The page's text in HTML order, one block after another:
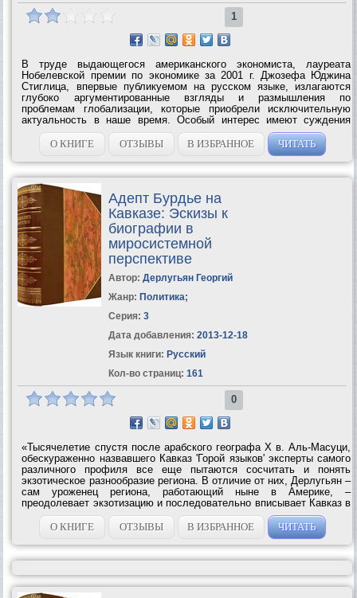
1
В труде выдающегося американского экономиста, лауреата
Нобелевской премии по экономике за 2001 г. Джозефа Юджина
Стиглица, впервые публикуемом на русском языке, излагаются
глубоко аргументированные взгляды и размышления по
проблемам глобализации, которые приобрели исключительную
актуальность в наше время. Особый интерес имеют суждения
автора по вопросам реформ в России. Написанная в научно-
публицистическом жанре книга может быть...
О КНИГЕ ОТЗЫВЫ В ИЗБРАННОЕ ЧИТАТЬ
Адепт Бурдье на
Кавказе: Эскизы к
биографии в
миросистемной
перспективе
Автор: Дерлугьян Георгий
Жанр: Политика;
Серия: 3
Дата добавления: 2013-12-18
Язык книги: Русский
Кол-во страниц: 161
0
«Тысячелетие спустя после арабского географа X в. Аль-Масуци,
обескураженно назвавшего Кавказ 'Горой языков' эксперты самого
различного профиля все еще пытаются сосчитать и понять
экзотическое разнообразие региона. В отличие от них, Дерлугьян –
сам уроженец региона, работающий ныне в Америке, –
преодолевает экзотизацию и последовательно вписывает Кавказ в
мировой контекст. Аналитически точно используя взятые у Бурдье
довольно...
О КНИГЕ ОТЗЫВЫ В ИЗБРАННОЕ ЧИТАТЬ